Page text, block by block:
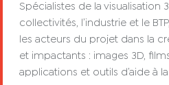
Spécialistes de la visualisation
collectivités, l’industrie et le
les acteurs du projet dans la
et impactants : images 3D,
applications et outils d’aide à